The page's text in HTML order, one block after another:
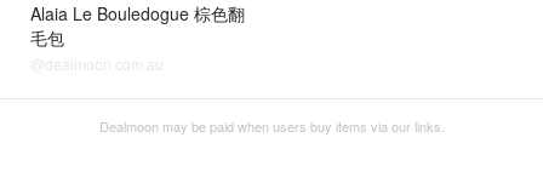
Alaia Le Bouledogue 棕色翻
毛包
@dealmoon.com.au
Dealmoon may be paid when users buy items via our links.